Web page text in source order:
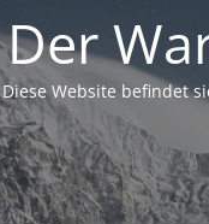
Der
Diese Website befindet